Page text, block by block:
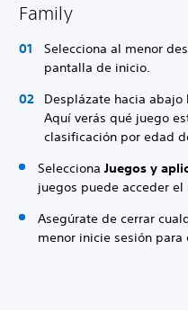
Family
Selecciona al menor
pantalla de inicio.
Desplázate hacia
Aquí verás qué juego
clasificación por edad
Selecciona Juegos y
juegos puede acceder el
Asegúrate de cerrar
menor inicie sesión